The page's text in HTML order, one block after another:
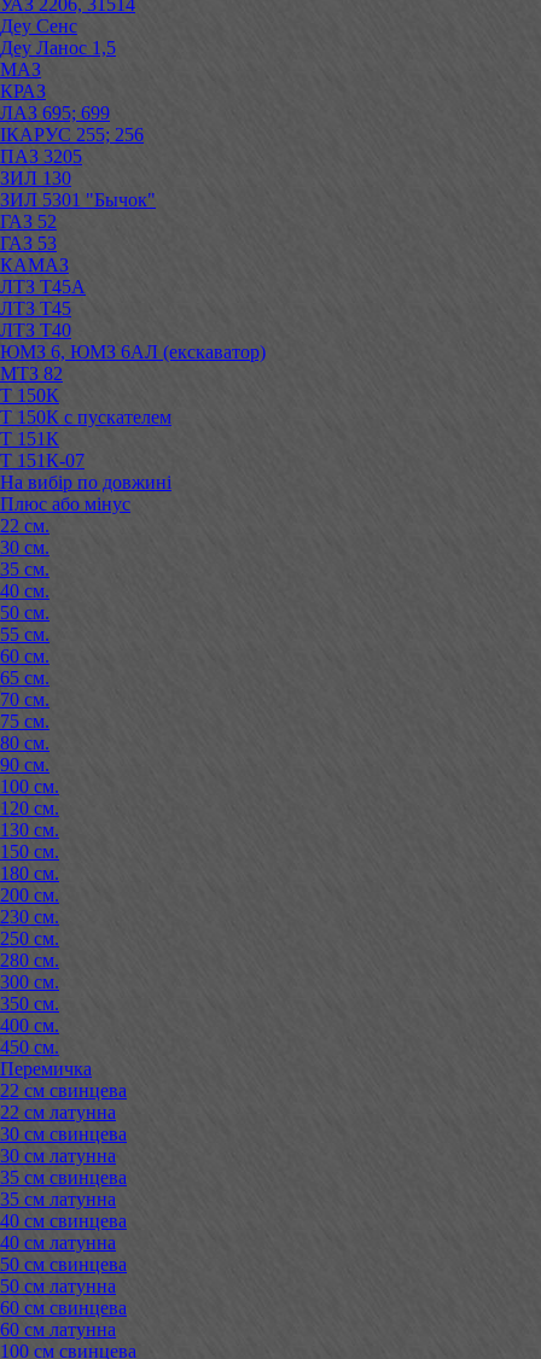
Деу Сенс
Деу Ланос 1,5
МАЗ
КРАЗ
ЛАЗ 695; 699
ІКАРУС 255; 256
ПАЗ 3205
ЗИЛ 130
ЗИЛ 5301 "Бычок"
ГАЗ 52
ГАЗ 53
КАМАЗ
ЛТЗ Т45А
ЛТЗ Т45
ЛТЗ Т40
ЮМЗ 6, ЮМЗ 6АЛ (екскаватор)
МТЗ 82
Т 150К
Т 150К с пускателем
Т 151К
Т 151К-07
На вибір по довжині
Плюс або мінус
22 см.
30 см.
35 см.
40 см.
50 см.
55 см.
60 см.
65 см.
70 см.
75 см.
80 см.
90 см.
100 см.
120 см.
130 см.
150 см.
180 см.
200 см.
230 см.
250 см.
280 см.
300 см.
350 см.
400 см.
450 см.
Перемичка
22 см свинцева
22 см латунна
30 см свинцева
30 см латунна
35 см свинцева
35 см латунна
40 см свинцева
40 см латунна
50 см свинцева
50 см латунна
60 см свинцева
60 см латунна
100 см свинцева